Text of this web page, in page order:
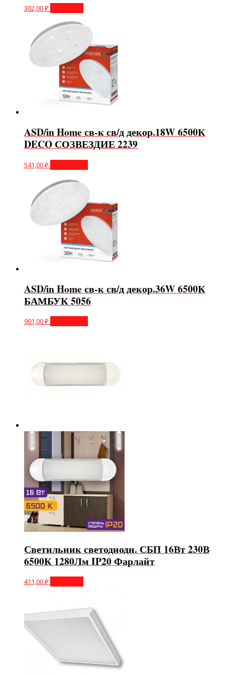
302,00₽
ASD/in Home св-к св/д декор.18W 6500К
DECO СОЗВЕЗДИЕ 2239
541,00₽
ASD/in Home св-к св/д декор.36W 6500К
БАМБУК 5056
901,00₽
Светильник светодиодн. СБП 16Вт 230В
6500К 1280Лм IP20 Фарлайт
411,00₽